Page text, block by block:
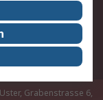
Grabenstrasse 6,